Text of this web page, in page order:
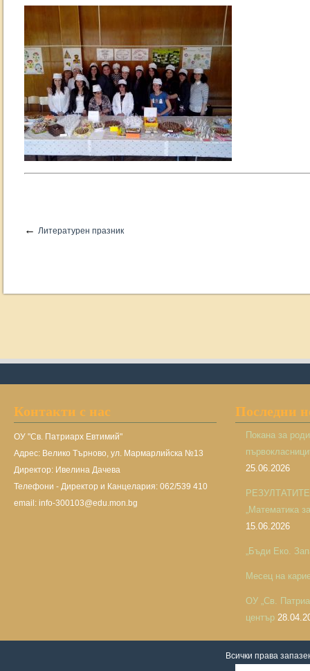
← Литературен празник
Контакти с нас
ОУ "Св. Патриарх Евтимий"
Адрес: Велико Търново, ул. Мармарлийска №13
Директор: Ивелина Дачева
Телефони - Директор и Канцелария: 062/539 410
email: info-300103@edu.mon.bg
Последни
Покана за
25.06.2026
РЕЗУЛТАТИТЕ
„Математика
15.06.2026
„Бъди Еко.
Месец на
ОУ „Св.
център
Всички права